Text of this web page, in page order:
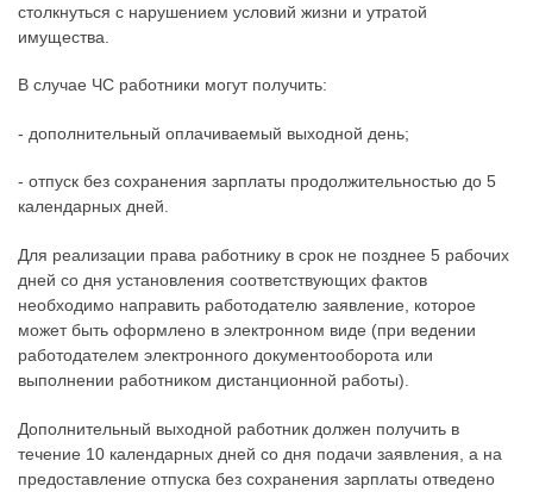
столкнуться с нарушением условий жизни и утратой
имущества.
В случае ЧС работники могут получить:
- дополнительный оплачиваемый выходной день;
- отпуск без сохранения зарплаты продолжительностью до 5
календарных дней.
Для реализации права работнику в срок не позднее 5 рабочих
дней со дня установления соответствующих фактов
необходимо направить работодателю заявление, которое
может быть оформлено в электронном виде (при ведении
работодателем электронного документооборота или
выполнении работником дистанционной работы).
Дополнительный выходной работник должен получить в
течение 10 календарных дней со дня подачи заявления, а на
предоставление отпуска без сохранения зарплаты отведено